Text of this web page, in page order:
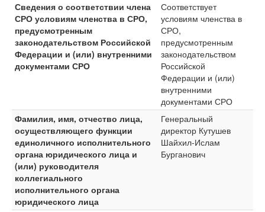
Сведения о соответствии члена
СРО условиям членства в СРО,
предусмотренным
законодательством Российской
Федерации и (или) внутренними
документами СРО
Соответствует
условиям членства в
СРО,
предусмотренным
законодательством
Российской
Федерации и (или)
внутренними
документами СРО
Фамилия, имя, отчество лица,
осуществляющего функции
единоличного исполнительного
органа юридического лица и
(или) руководителя
коллегиального
исполнительного органа
юридического лица
Генеральный
директор Кутушев
Шайхил-Ислам
Бурганович